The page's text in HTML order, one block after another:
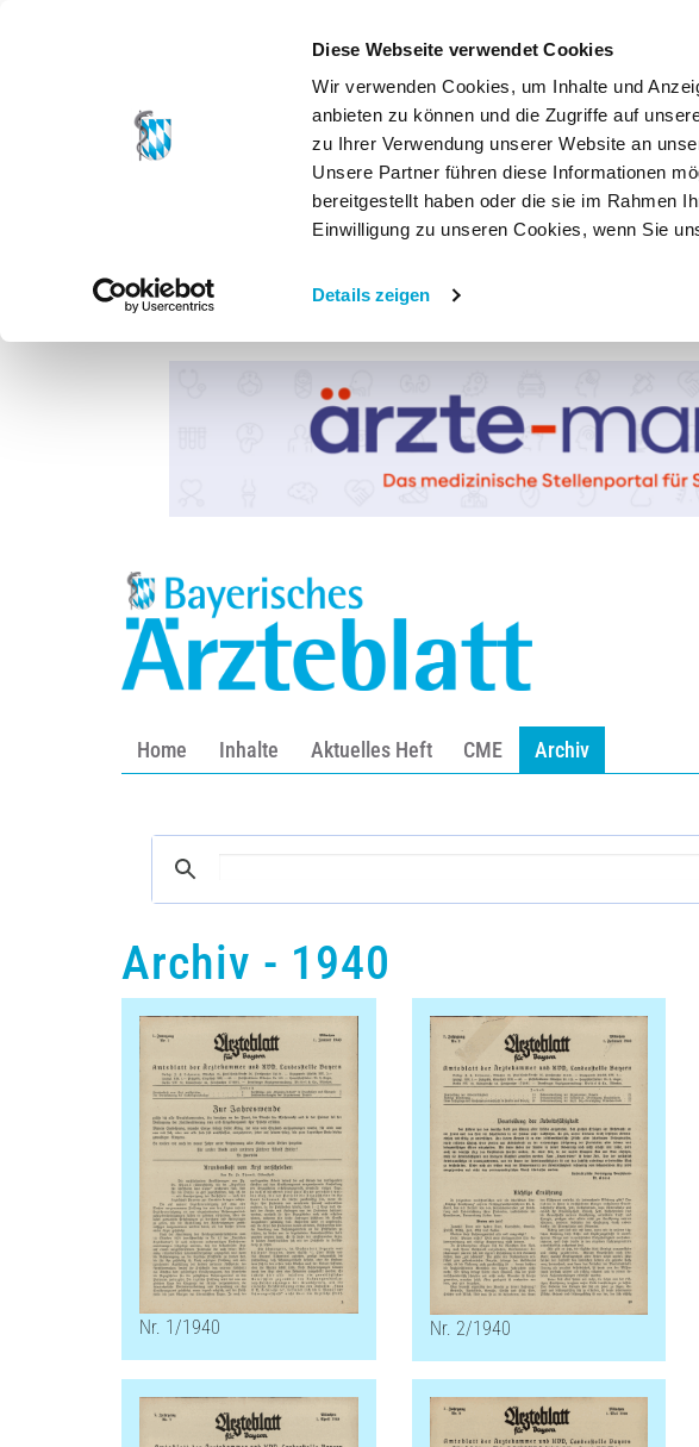
Diese Webseite verwendet Cookies
Wir verwenden Cookies, um Inhalte und
anbieten zu können und die Zugriffe auf
zu Ihrer Verwendung unserer Website an
Unsere Partner führen diese Informationen
bereitgestellt haben oder die sie im Rahmen
Einwilligung zu unseren Cookies, wenn Sie
Details zeigen
Home Inhalte Aktuelles Heft CME Archiv
Archiv - 1940
Nr. 1/1940 Nr. 2/1940